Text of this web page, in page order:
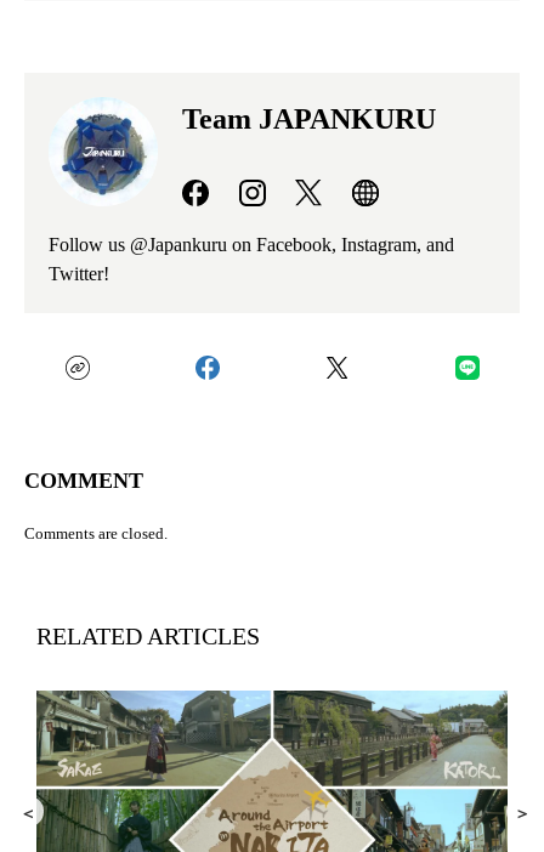
Team JAPANKURU
Follow us @Japankuru on Facebook, Instagram, and
Twitter!
COMMENT
Comments are closed.
RELATED ARTICLES